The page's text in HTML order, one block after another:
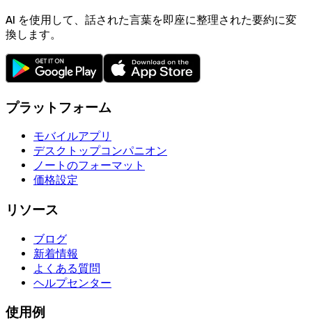
AI を使用して、話された言葉を即座に整理された要約に変
換します。
プラットフォーム
モバイルアプリ
デスクトップコンパニオン
ノートのフォーマット
価格設定
リソース
ブログ
新着情報
よくある質問
ヘルプセンター
使用例